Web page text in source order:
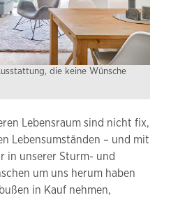
die keine Wünsche
Lebensraum sind nicht fix,
Lebensumständen – und mit
in unserer Sturm- und
um uns herum haben
in Kauf nehmen,